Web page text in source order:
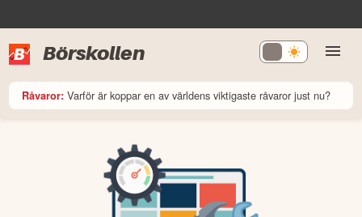
Börskollen
Råvaror: Varför är koppar en av världens viktigaste råvaror just nu?